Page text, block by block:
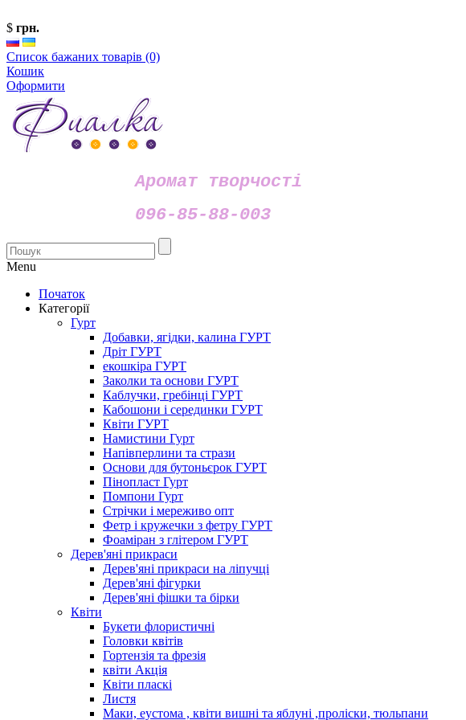
$ грн.
Список бажаних товарів (0)
Кошик
Оформити
Аромат творчості
096-85-88-003
Menu
Початок
Категорії
Гурт
Добавки, ягідки, калина ГУРТ
Дріт ГУРТ
екошкіра ГУРТ
Заколки та основи ГУРТ
Каблучки, гребінці ГУРТ
Кабошони і серединки ГУРТ
Квіти ГУРТ
Намистини Гурт
Напівперлини та стрази
Основи для бутоньєрок ГУРТ
Пінопласт Гурт
Помпони Гурт
Стрічки і мереживо опт
Фетр і кружечки з фетру ГУРТ
Фоаміран з глітером ГУРТ
Дерев'яні прикраси
Дерев'яні прикраси на ліпучці
Дерев'яні фігурки
Дерев'яні фішки та бірки
Квіти
Букети флористичні
Головки квітів
Гортензія та фрезія
квіти Акція
Квіти пласкі
Листя
Маки, еустома , квіти вишні та яблуні ,проліски, тюльпани